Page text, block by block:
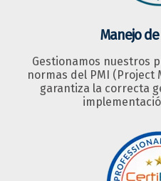
Manejo
Gestionamos nuestros
normas del PMI (Project
garantiza la correcta